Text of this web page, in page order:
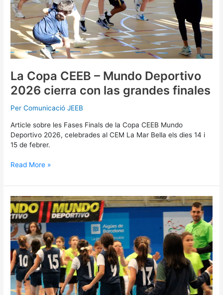
La Copa CEEB – Mundo Deportivo
2026 cierra con las grandes finales
Per Comunicació JEEB
Article sobre les Fases Finals de la Copa CEEB Mundo
Deportivo 2026, celebrades al CEM La Mar Bella els dies 14 i
15 de febrer.
grandes
finales
Read More »
Les
finals
de
la
Copa
CEEB
2026
tornen
a
mostrar